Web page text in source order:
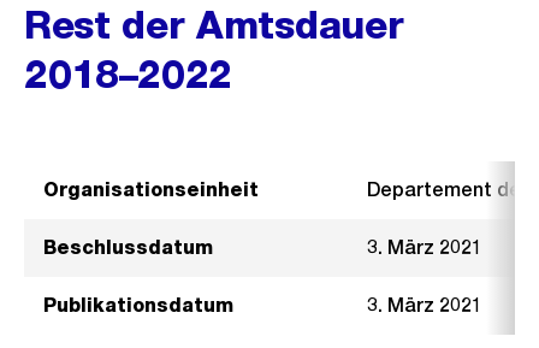
Rest der Amtsdauer
2018–2022
Organisationseinheit Departement der
Beschlussdatum 3. März 2021
Publikationsdatum 3. März 2021